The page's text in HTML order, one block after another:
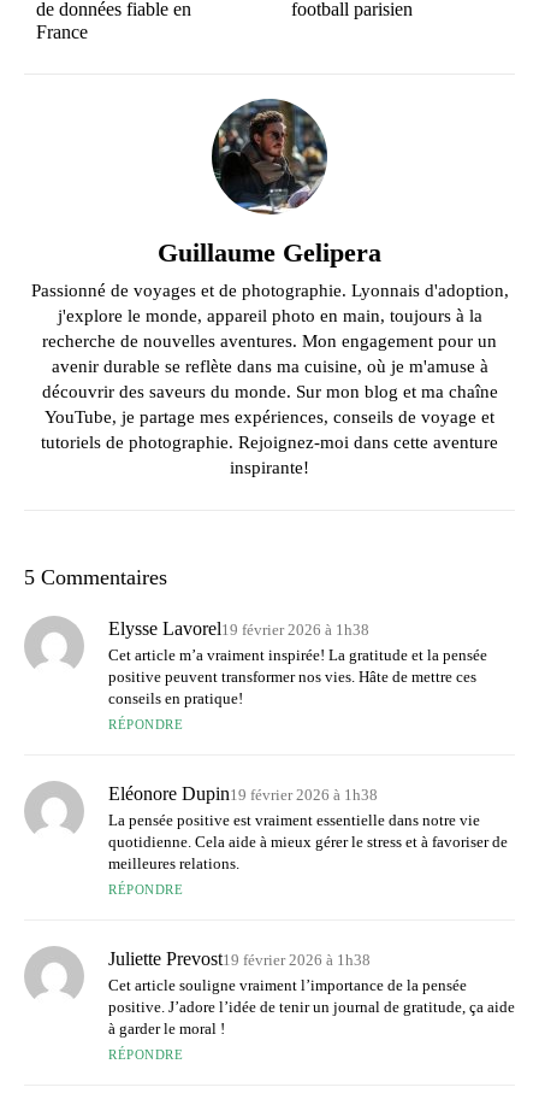
de données fiable en
France
football parisien
Guillaume Gelipera
Passionné de voyages et de photographie. Lyonnais d'adoption,
j'explore le monde, appareil photo en main, toujours à la
recherche de nouvelles aventures. Mon engagement pour un
avenir durable se reflète dans ma cuisine, où je m'amuse à
découvrir des saveurs du monde. Sur mon blog et ma chaîne
YouTube, je partage mes expériences, conseils de voyage et
tutoriels de photographie. Rejoignez-moi dans cette aventure
inspirante!
5 Commentaires
Elysse Lavorel19 février 2026 à 1h38
Cet article m’a vraiment inspirée! La gratitude et la pensée
positive peuvent transformer nos vies. Hâte de mettre ces
conseils en pratique!
RÉPONDRE
Eléonore Dupin19 février 2026 à 1h38
La pensée positive est vraiment essentielle dans notre vie
quotidienne. Cela aide à mieux gérer le stress et à favoriser de
meilleures relations.
RÉPONDRE
Juliette Prevost19 février 2026 à 1h38
Cet article souligne vraiment l’importance de la pensée
positive. J’adore l’idée de tenir un journal de gratitude, ça aide
à garder le moral !
RÉPONDRE